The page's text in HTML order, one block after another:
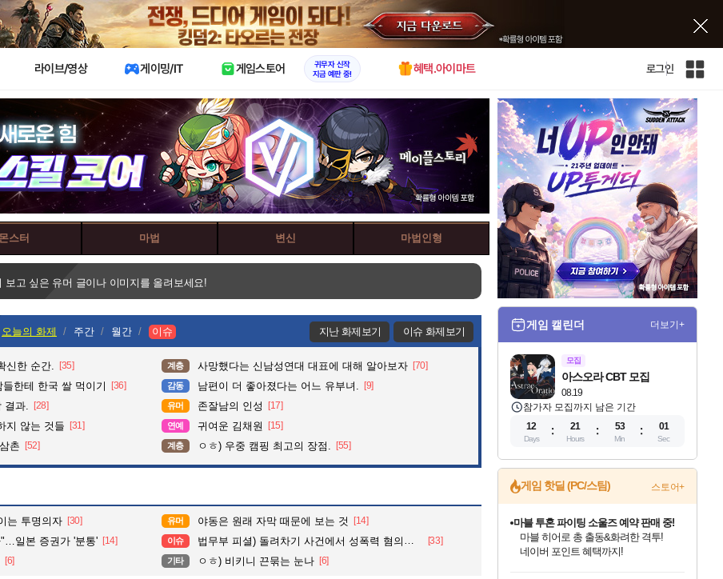
X
라이브/영상 게이밍/IT 게임스토어
귀무자 신작
지금 예판 중!
혜택.아이마트 로그인
인
전
사
이
트
몬스터 마법 변신 마법인형
보고 싶은 유머 글이나 이미지를 올려보세요!
오늘의 화제 주간 월간 이슈 지난 화제보기 이슈 화제보기
신한 순간. [35] 계층 사망했다는 신남성연대 대표에 대해 알아보자 [70]
한테 한국 쌀 먹이기 [36] 감동 남편이 더 좋아졌다는 어느 유부녀. [9]
결과. [28] 유머 존잘남의 인성 [17]
지 않는 것들 [31] 연예 귀여운 김채원 [15]
촌 [52] 계층 ㅇㅎ) 우중 캠핑 최고의 장점. [55]
는 투명의자 [30] 유머 야동은 원래 자막 때문에 보는 것 [14]
일본 증권가 '분통' [14] 이슈 법무부 피셜) 돌려차기 사건에서 성폭력 혐의를 제외한 건 검찰 [33]
[6] 기타 ㅇㅎ) 비키니 끈묶는 눈나 [6]
게임 캘린더 더보기+
모집
08.19
아스오라 CBT 모집
참가자 모집까지 남은 기간
12
Days
21
Hours
53
Min
00
Sec
게임 핫딜 (PC/스팀) 스토어+
마블 히어로 총 출동&화려한 격투!
네이버 포인트 혜택까지!